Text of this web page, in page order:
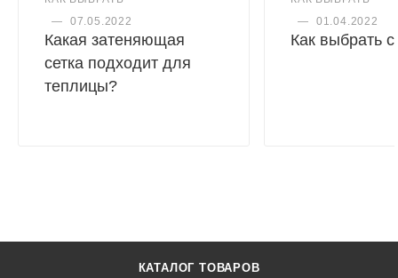
—
07.05.2022
Какая затеняющая
сетка подходит для
теплицы?
—
01.04.2022
Как выбрать
КАТАЛОГ ТОВАРОВ